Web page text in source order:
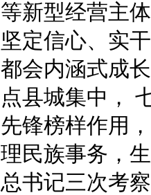
等新型经营主
坚定信心、实
都会内涵式成
点县城集中，
先锋榜样作用
理民族事务，
总书记三次考